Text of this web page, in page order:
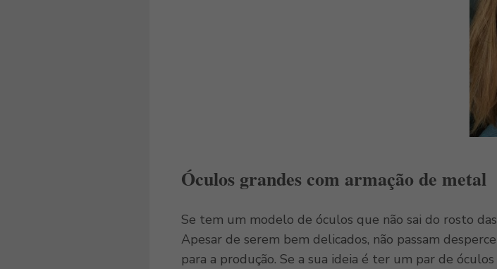
Óculos grandes com armação de metal
Se tem um modelo de óculos que não sai do rosto
Apesar de serem bem delicados, não passam
para a produção. Se a sua ideia é ter um par de